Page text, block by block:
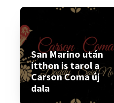
San Marino után
itthon is tarol a
Carson Coma új
dala